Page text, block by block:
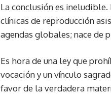
La conclusión es
clínicas de reproducción
agendas globales; nace de
Es hora de una ley que
vocación y un vínculo
favor de la verdadera